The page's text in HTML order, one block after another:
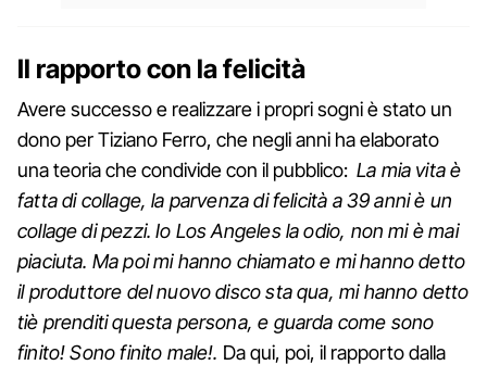
Il rapporto con la felicità
Avere successo e realizzare i propri sogni è stato un
dono per Tiziano Ferro, che negli anni ha elaborato
una teoria che condivide con il pubblico: La mia vita è
fatta di collage, la parvenza di felicità a 39 anni è un
collage di pezzi. Io Los Angeles la odio, non mi è mai
piaciuta. Ma poi mi hanno chiamato e mi hanno detto
il produttore del nuovo disco sta qua, mi hanno detto
tiè prenditi questa persona, e guarda come sono
finito! Sono finito male!. Da qui, poi, il rapporto dalla